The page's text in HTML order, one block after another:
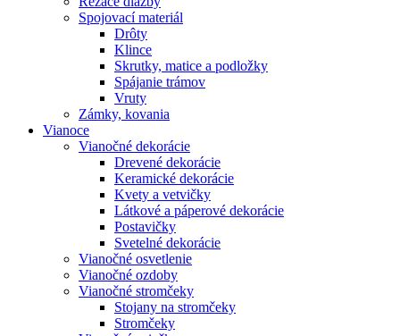
Spojovací materiál
Drôty
Klince
Skrutky, matice a podložky
Spájanie trámov
Vruty
Zámky, kovania
Vianoce
Vianočné dekorácie
Drevené dekorácie
Keramické dekorácie
Kvety a vetvičky
Látkové a páperové dekorácie
Postavičky
Svetelné dekorácie
Vianočné osvetlenie
Vianočné ozdoby
Vianočné stromčeky
Stojany na stromčeky
Stromčeky